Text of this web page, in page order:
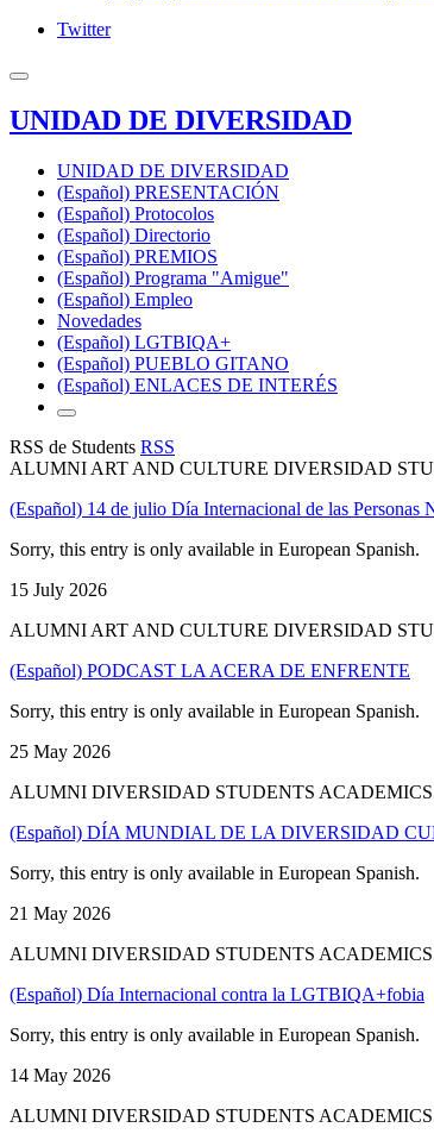
Twitter
UNIDAD DE DIVERSIDAD
UNIDAD DE DIVERSIDAD
(Español) PRESENTACIÓN
(Español) Protocolos
(Español) Directorio
(Español) PREMIOS
(Español) Programa "Amigue"
(Español) Empleo
Novedades
(Español) LGTBIQA+
(Español) PUEBLO GITANO
(Español) ENLACES DE INTERÉS
RSS de Students RSS
ALUMNI ART AND CULTURE DIVERSIDAD
(Español) 14 de julio Día Internacional de las Personas
Sorry, this entry is only available in European Spanish.
15 July 2026
ALUMNI ART AND CULTURE DIVERSIDAD
(Español) PODCAST LA ACERA DE ENFRENTE
Sorry, this entry is only available in European Spanish.
25 May 2026
ALUMNI DIVERSIDAD STUDENTS
(Español) DÍA MUNDIAL DE LA DIVERSIDAD
Sorry, this entry is only available in European Spanish.
21 May 2026
ALUMNI DIVERSIDAD STUDENTS
(Español) Día Internacional contra la LGTBIQA+fobia
Sorry, this entry is only available in European Spanish.
14 May 2026
ALUMNI DIVERSIDAD STUDENTS